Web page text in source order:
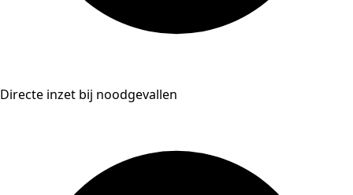
Directe inzet bij noodgevallen